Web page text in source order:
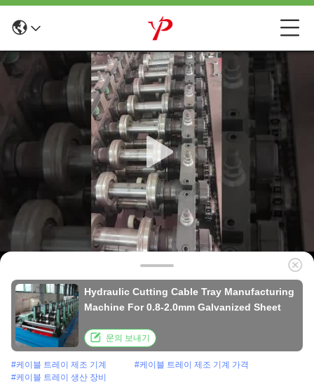
Hydraulic Cutting Cable Tray Manufacturing
Machine For 0.8-2.0mm Galvanized Sheet
문의 보내기
#케이블 트레이 제조 기계 #케이블 트레이 제조 기계 가격
#케이블 트레이 생산 장비